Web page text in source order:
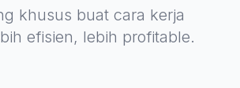
khusus buat cara kerja
efisien, lebih profitable.